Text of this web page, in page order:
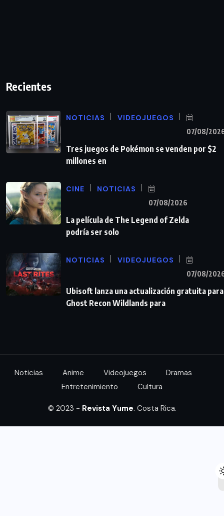
Recientes
NOTICIAS VIDEOJUEGOS
07/08/
Tres juegos de Pokémon se venden por $2
millones en
CINE NOTICIAS
07/08/2026
La película de The Legend of Zelda
podría ser solo
NOTICIAS VIDEOJUEGOS
07/08/
Ubisoft lanza una actualización gratuita para
Ghost Recon Wildlands para
Noticias Anime Videojuegos
Dramas
Entretenimiento
Cultura
© 2023 - Revista Yume. Costa Rica.